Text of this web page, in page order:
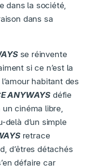
dans la société,
dans sa
se réinvente
si ce n’est la
habitant des
ANYWAYS défie
cinéma libre,
d’un simple
retrace
d’êtres détachés
défaire car